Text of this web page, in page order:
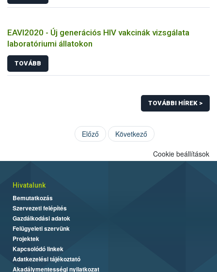
EAVI2020 - Új generációs HIV vakcinák vizsgálata
laboratóriumi állatokon
TOVÁBB
TOVÁBBI HÍREK >
Előző Következő
Cookie beállítások
Hivatalunk
Bemutatkozás
Szervezeti felépítés
Gazdálkodási adatok
Felügyeleti szervünk
Projektek
Kapcsolódó linkek
Adatkezelési tájékoztató
Akadálymentességi nyilatkozat